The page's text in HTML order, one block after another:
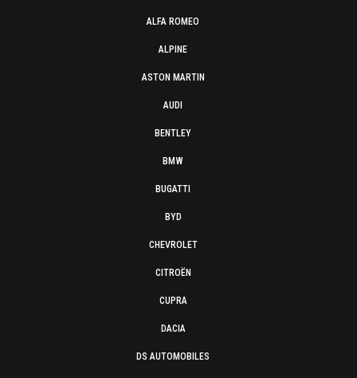
ALFA ROMEO
ALPINE
ASTON MARTIN
AUDI
BENTLEY
BMW
BUGATTI
BYD
CHEVROLET
CITROËN
CUPRA
DACIA
DS AUTOMOBILES